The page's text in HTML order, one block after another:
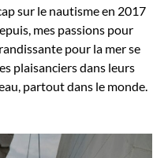
sur le nautisme en 2017
mes passions pour
pour la mer se
plaisanciers dans leurs
partout dans le monde.